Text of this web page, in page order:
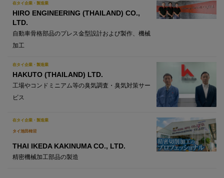
在タイ企業・製造業
HIRO ENGINEERING (THAILAND) CO.,
LTD.
自動車骨格部品のプレス金型設計および製作、機械
加工
在タイ企業・製造業
HAKUTO (THAILAND) LTD.
工場やコンドミニアム等の臭気調査・臭気対策サー
ビス
在タイ企業・製造業
タイ池田柿沼
THAI IKEDA KAKINUMA CO., LTD.
精密機械加工部品の製造